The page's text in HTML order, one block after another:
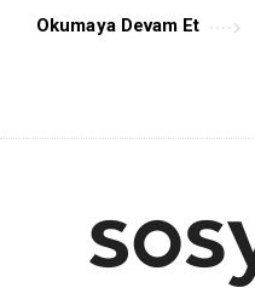
Okumaya Devam Et